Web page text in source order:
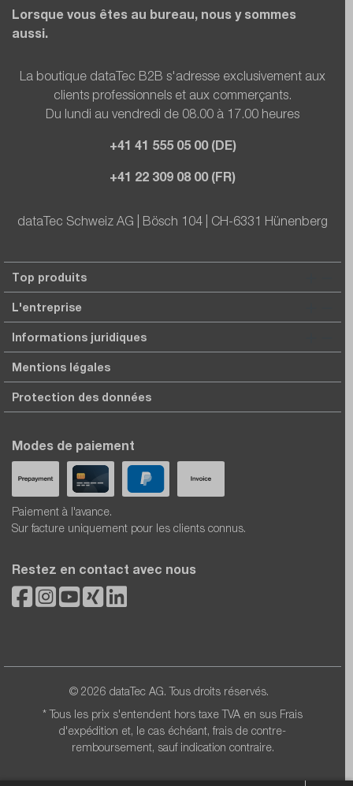
Lorsque vous êtes au bureau, nous y sommes
aussi.
La boutique dataTec B2B s'adresse exclusivement aux
clients professionnels et aux commerçants.
Du lundi au vendredi de 08.00 à 17.00 heures
+41 41 555 05 00 (DE)
+41 22 309 08 00 (FR)
dataTec Schweiz AG | Bösch 104 | CH-6331 Hünenberg
Top produits
L'entreprise
Informations juridiques
Mentions légales
Protection des données
Modes de paiement
Paiement à l'avance.
Sur facture uniquement pour les clients connus.
Restez en contact avec nous
© 2026 dataTec AG. Tous droits réservés.
* Tous les prix s'entendent hors taxe TVA en sus Frais
d'expédition et, le cas échéant, frais de contre-
remboursement, sauf indication contraire.